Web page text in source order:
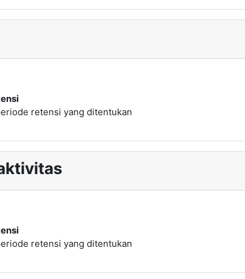
retensi yang ditentukan
retensi yang ditentukan